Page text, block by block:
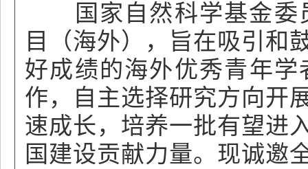
国家自然科学基金委
目（海外），旨在吸引和
好成绩的海外优秀青年
作，自主选择研究方向开
速成长，培养一批有望进
国建设贡献力量。现诚邀